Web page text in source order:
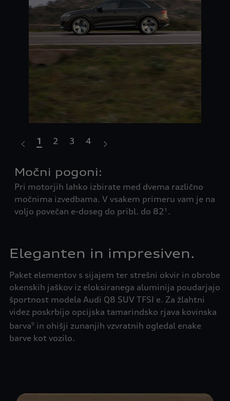
Močni pogoni:
Pri motorjih lahko izbirate med dvema različno
močnima izvedbama. V vsakem primeru vam je na
voljo povečan e-doseg do pribl. do 82¹.
1 2 3 4
Eleganten in impresiven.
Paket elementov s sijajem ter strešni okvir in obrobe
okenskih jaškov iz eloksiranega aluminija poudarjajo
športnost modela Audi Q8 SUV TFSI e. Za žlahtni
videz poskrbijo opcijska tamarindsko rjava kovinska
barva9in ohišji zunanjih vzvratnih ogledal enake
barve kot vozilo.